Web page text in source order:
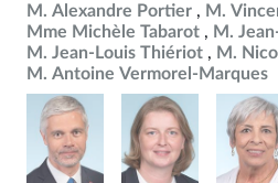
M. Alexandre Portier
M.
Mme Michèle Tabarot
M.
M. Jean-Louis Thiériot
M.
M. Antoine Vermorel-Marques